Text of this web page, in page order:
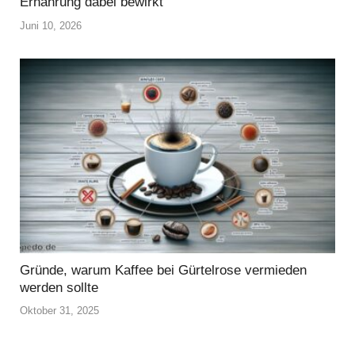
Juni 10, 2026
Gründe, warum Kaffee bei Gürtelrose vermieden
werden sollte
Oktober 31, 2025